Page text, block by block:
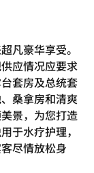
凡豪华享受。
应情况应要求
套房及总统套
桑拿房和清爽
景，为您打造
于水疗护理，
尽情放松身